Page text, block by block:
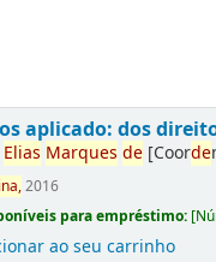
aplicado: dos
Elias Marques de [Coorde
2016
para empréstimo: [
ao seu carrinho